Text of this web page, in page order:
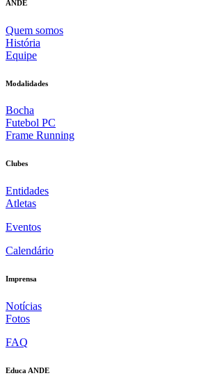
ANDE
Quem somos
História
Equipe
Modalidades
Bocha
Futebol PC
Frame Running
Clubes
Entidades
Atletas
Eventos
Calendário
Imprensa
Notícias
Fotos
FAQ
Educa ANDE